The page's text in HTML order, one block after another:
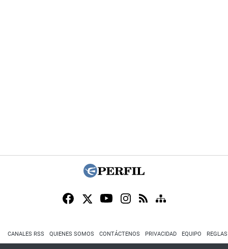
CANALES RSS QUIENES SOMOS CONTÁCTENOS PRIVACIDAD EQUIPO